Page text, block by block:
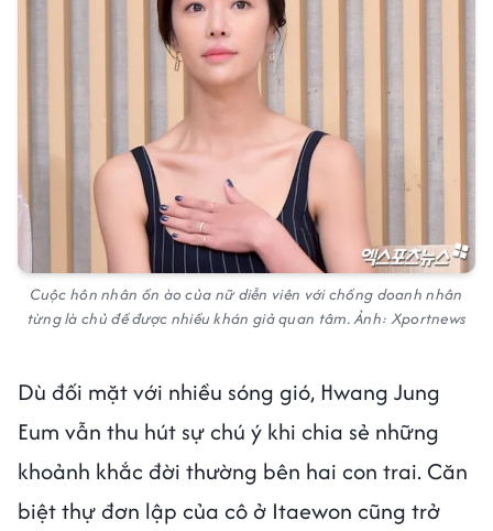
Cuộc hôn nhân ồn ào của nữ diễn viên với chồng doanh nhân
từng là chủ đề được nhiều khán giả quan tâm. Ảnh: Xportnews
Dù đối mặt với nhiều sóng gió, Hwang Jung
Eum vẫn thu hút sự chú ý khi chia sẻ những
khoảnh khắc đời thường bên hai con trai. Căn
biệt thự đơn lập của cô ở Itaewon cũng trở